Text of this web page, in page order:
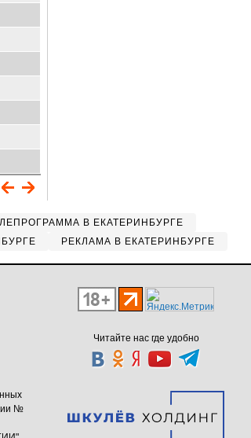
В ЕКАТЕРИНБУРГЕ
РЕКЛАМА В ЕКАТЕРИНБУРГЕ
Читайте нас где удобно
№